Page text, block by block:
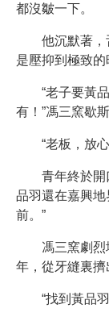
都沒皺一下。
他沉默著，
是壓抑到極致的
“老子要黃
有！”馮三窯歇
“老板，放
青年終於開
品羽還在嘉興
前。”
馮三窯劇
年，從牙縫裏擠
“找到黃品